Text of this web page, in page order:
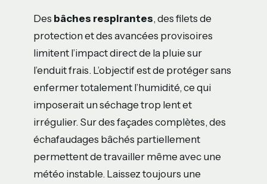
Des bâches respirantes, des filets de
protection et des avancées provisoires
limitent l’impact direct de la pluie sur
l’enduit frais. L’objectif est de protéger sans
enfermer totalement l’humidité, ce qui
imposerait un séchage trop lent et
irrégulier. Sur des façades complètes, des
échafaudages bâchés partiellement
permettent de travailler même avec une
météo instable. Laissez toujours une